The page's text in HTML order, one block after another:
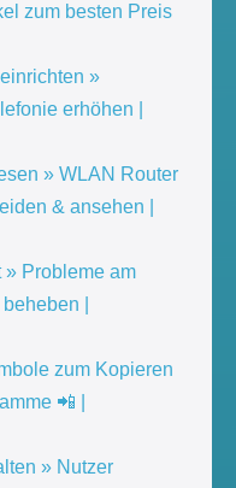
zum besten Preis
»
erhöhen |
» WLAN Router
& ansehen |
» Probleme am
|
zum Kopieren
📲 |
» Nutzer